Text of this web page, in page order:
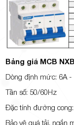
Bảng giá MCB
Dòng định mức: 6A -
Tần số: 50/60Hz
Đặc tính đường
Bảo vệ quá tải, ngắn